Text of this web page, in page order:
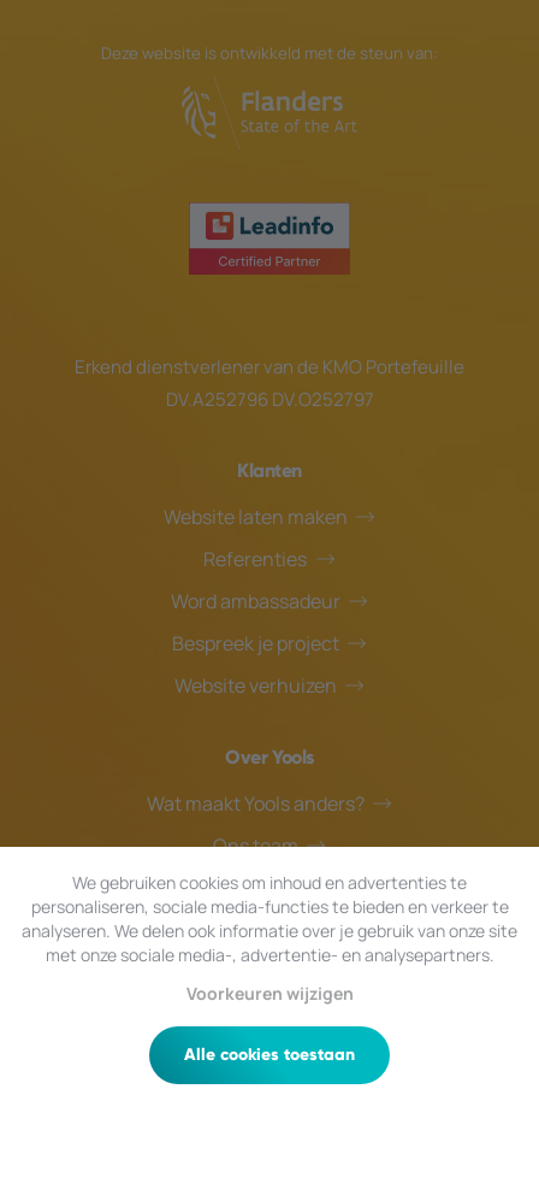
Deze website is ontwikkeld met de steun van:
Erkend dienstverlener van de KMO Portefeuille
DV.A252796 DV.O252797
Klanten
Website laten maken
Referenties
Word ambassadeur
Bespreek je project
Website verhuizen
Over Yools
Wat maakt Yools anders?
Ons team
Blog
Helpdesk
© 2026 Yools | Alle rechten voorbehouden.
We gebruiken cookies om inhoud en advertenties te
personaliseren, sociale media-functies te bieden en verkeer te
analyseren. We delen ook informatie over je gebruik van onze site
met onze sociale media-, advertentie- en analysepartners.
Voorkeuren wijzigen
Alle cookies toestaan